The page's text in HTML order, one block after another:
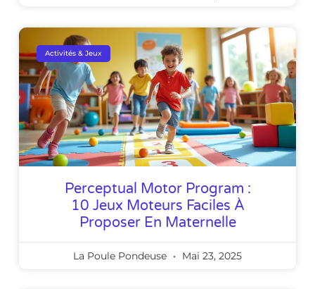
Activités & Jeux
Perceptual Motor Program :
10 Jeux Moteurs Faciles À
Proposer En Maternelle
La Poule Pondeuse Mai 23, 2025